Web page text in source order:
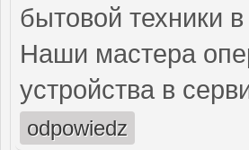
бытовой техники
Наши мастера
устройства в
odpowiedz